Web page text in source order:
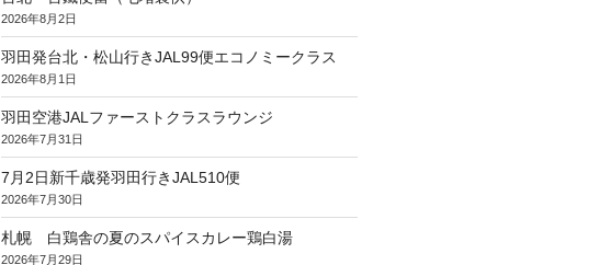
2026年8月2日
羽田発台北・松山行きJAL99便エコノミークラス
2026年8月1日
羽田空港JALファーストクラスラウンジ
2026年7月31日
7月2日新千歳発羽田行きJAL510便
2026年7月30日
札幌 白鶏舎の夏のスパイスカレー鶏白湯
2026年7月29日